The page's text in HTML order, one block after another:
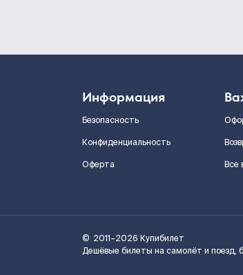
Информация
Безопасность
Конфиденциальность
Оферта
Все
© 2011–2026 Купибилет
Дешёвые билеты на самолёт и поезд,